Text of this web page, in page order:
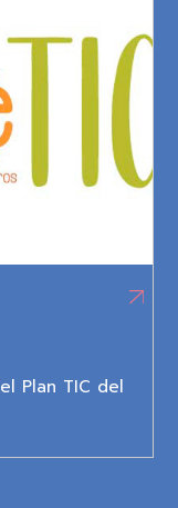
Plan TIC del